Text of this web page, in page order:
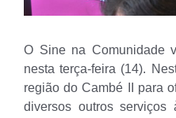
O Sine na Comunidade
nesta terça-feira (14).
região do Cambé II para
diversos outros